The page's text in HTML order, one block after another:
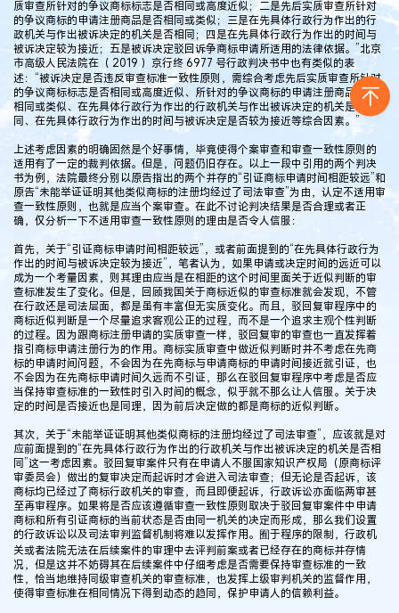
质审查所针对的争议商标标志是否相同或高度近似；二是先后实质审查所针对
的争议商标的申请注册商品是否相同或类似；三是在先具体行政行为作出的行
政机关与作出被诉决定的机关是否相同；四是在先具体行政行为作出的时间与
被诉决定较为接近；五是被诉决定驳回诉争商标申请所适用的法律依据。”北京
市高级人民法院在（ 2019 ）京行终 6977 号行政判决书中也有类似的表
述：“被诉决定是否违反审查标准一致性原则，需综合考虑先后实质审查所针对
的争议商标标志是否相同或高度近似、所针对的争议商标的申请注册商品是否
相同或类似、在先具体行政行为作出的行政机关与作出被诉决定的机关是否相
同、在先具体行政行为作出的时间与被诉决定是否较为接近等综合因素。”
上述考虑因素的明确固然是个好事情，毕竟使得个案审查和审查一致性原则的
适用有了一定的裁判依据。但是，问题仍旧存在。以上一段中引用的两个判决
书为例，法院最终分别以原告指出的两个并存的“引证商标申请时间相距较远”和
原告“未能举证证明其他类似商标的注册均经过了司法审查”为由，认定不适用审
查一致性原则，也就是应当个案审查。在此不讨论判决结果是否合理或者正
确，仅分析一下不适用审查一致性原则的理由是否令人信服：
首先，关于“引证商标申请时间相距较远”，或者前面提到的“在先具体行政行为
作出的时间与被诉决定较为接近”，笔者认为，如果申请或决定时间的远近可以
成为一个考量因素，则其理由应当是在相距的这个时间里面关于近似判断的审
查标准发生了变化。但是，回顾我国关于商标近似的审查标准就会发现，不管
在行政还是司法层面，都是虽有丰富但无实质变化。而且，驳回复审程序中的
商标近似判断是一个尽量追求客观公正的过程，而不是一个追求主观个性判断
的过程。因为跟商标注册申请的实质审查一样，驳回复审的审查也一直发挥着
指引商标申请注册行为的作用。商标实质审查中做近似判断时并不考虑在先商
标的申请时间问题，不会因为在先商标与申请商标的申请时间接近就引证，也
不会因为在先商标申请时间久远而不引证，那么在驳回复审程序中考虑是否应
当保持审查标准的一致性时引入时间的概念，似乎就不那么让人信服。关于决
定的时间是否接近也是同理，因为前后决定做的都是商标的近似判断。
其次，关于“未能举证证明其他类似商标的注册均经过了司法审查”，应该就是对
应前面提到的“在先具体行政行为作出的行政机关与作出被诉决定的机关是否相
同”这一考虑因素。驳回复审案件只有在申请人不服国家知识产权局（原商标评
审委员会）做出的复审决定而起诉时才会进入司法审查；但无论是否起诉，该
商标均已经过了商标行政机关的审查，而且即便起诉，行政诉讼亦面临两审甚
至再审程序。如果将是否应该遵循审查一致性原则取决于驳回复审案件中申请
商标和所有引证商标的当前状态是否由同一机关的决定而形成，那么我们设置
的行政诉讼以及司法审判监督机制将难以发挥作用。囿于程序的限制，行政机
关或者法院无法在后续案件的审理中去评判前案或者已经存在的商标并存情
况，但是这并不妨碍其在后续案件中仔细考虑是否需要保持审查标准的一致
性，恰当地维持同级审查机关的审查标准，也发挥上级审判机关的监督作用，
使得审查标准在相同情况下得到动态的趋同，保护申请人的信赖利益。